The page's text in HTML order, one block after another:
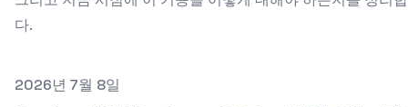
다.
Published on
2026년 7월 8일